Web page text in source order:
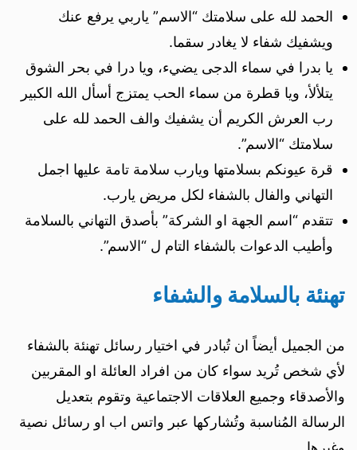
الحمد لله على سلامتك “الاسم” ياربي يرفع عنك
ويشفيك شفاء لا يغادر سقما.
يا بدرا في سماء الدجى يضيء، ويا درا في بحر الشوق
يتلألأ، ويا قطرة من سماء الحب يمتزج أسأل الله الكبير
رب العرش الكريم أن يشفيك والف الحمد لله على
سلامتك “الاسم”.
قرة عيونكم بسلامتها ويارب سلامة تامة عليها اجمل
التهاني والفال بالشفاء لكل مريض يارب.
تتقدم “اسم الجهة او الشركة” بأصدق التهاني بالسلامة
وأطيب الدعوات بالشفاء التام ل “الاسم”.
تهنئة بالسلامة والشفاء
من الجميل أيضاً ان تُبادر في اختيار رسائل تهنئة بالشفاء
لأي شخص تُريد سواء كان من افراد العائلة او المقربين
والأصدقاء وجميع العلاقات الاجتماعية وتقوم بتعديل
الرسالة المُناسبة وتُشاركها عبر واتس اب او رسائل نصية